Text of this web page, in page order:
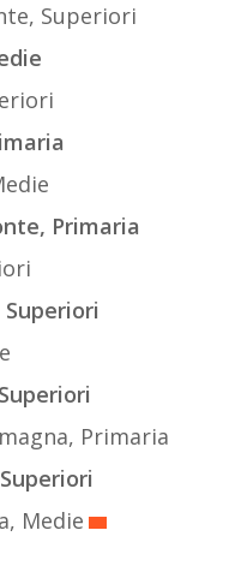
Superiori
Primaria
Primaria
Medie